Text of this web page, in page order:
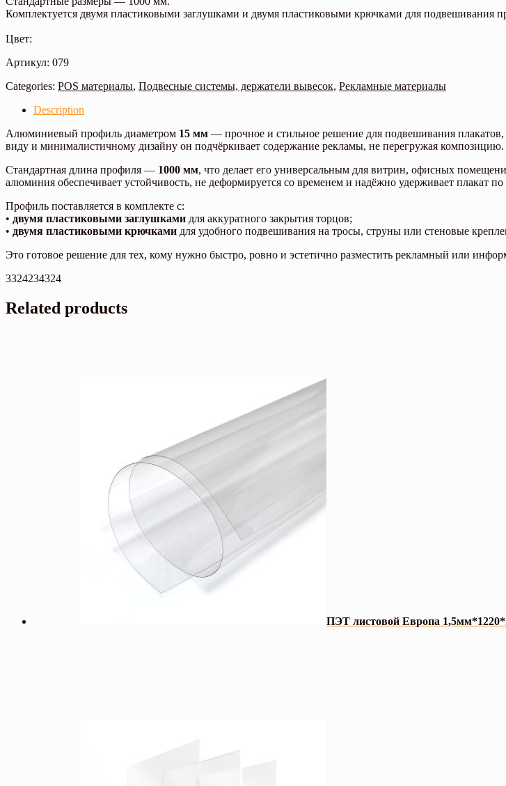
Комплектуется двумя пластиковыми заглушками и двумя пластиковыми крючками для подвешивания
Цвет:
Артикул: 079
Categories: POS материалы, Подвесные системы, держатели вывесок, Рекламные материалы
Description
Алюминиевый профиль диаметром 15 мм — прочное и стильное решение для подвешивания
виду и минималистичному дизайну он подчёркивает содержание рекламы, не перегружая композицию.
Стандартная длина профиля — 1000 мм, что делает его универсальным для витрин, офисных
алюминия обеспечивает устойчивость, не деформируется со временем и надёжно удерживает плакат
Профиль поставляется в комплекте с:
• двумя пластиковыми заглушками для аккуратного закрытия торцов;
• двумя пластиковыми крючками для удобного подвешивания на тросы, струны или стеновые
Это готовое решение для тех, кому нужно быстро, ровно и эстетично разместить рекламный или
3324234324
Related products
ПЭТ листовой Европа